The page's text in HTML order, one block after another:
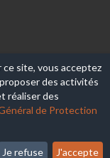
site, vous acceptez
des activités
réaliser des
de Protection
Je refuse J'accepte